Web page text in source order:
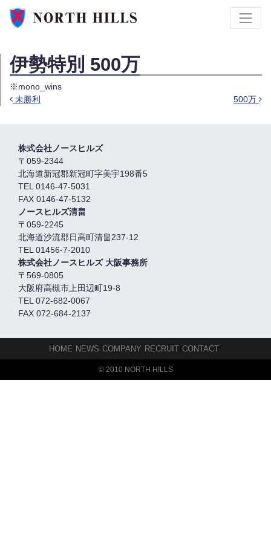
伊勢特別 500万
※mono_wins
未勝利 500万
株式会社ノースヒルズ
〒059-2344
北海道新冠郡新冠町字美宇198番5
TEL 0146-47-5031
FAX 0146-47-5132
ノースヒルズ清畠
〒059-2245
北海道沙流郡日高町清畠237-12
TEL 01456-7-2010
株式会社ノースヒルズ 大阪事務所
〒569-0805
大阪府高槻市上田辺町19-8
TEL 072-682-0067
FAX 072-684-2137
HOME NEWS COMPANY RECRUIT CONTACT
© 2010 NORTH HILLS